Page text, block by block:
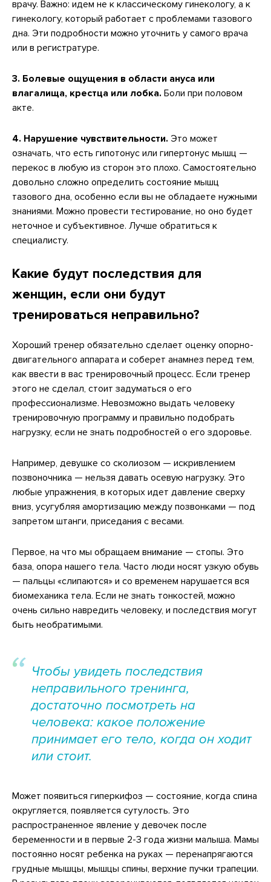
врачу. Важно: идем не к классическому гинекологу, а к
гинекологу, который работает с проблемами тазового
дна. Эти подробности можно уточнить у самого врача
или в регистратуре.
3. Болевые ощущения в области ануса или
влагалища, крестца или лобка. Боли при половом
акте.
4. Нарушение чувствительности. Это может
означать, что есть гипотонус или гипертонус мышц —
перекос в любую из сторон это плохо. Самостоятельно
довольно сложно определить состояние мышц
тазового дна, особенно если вы не обладаете нужными
знаниями. Можно провести тестирование, но оно будет
неточное и субъективное. Лучше обратиться к
специалисту.
Какие будут последствия для
женщин, если они будут
тренироваться неправильно?
Хороший тренер обязательно сделает оценку опорно-
двигательного аппарата и соберет анамнез перед тем,
как ввести в вас тренировочный процесс. Если тренер
этого не сделал, стоит задуматься о его
профессионализме. Невозможно выдать человеку
тренировочную программу и правильно подобрать
нагрузку, если не знать подробностей о его здоровье.
Например, девушке со сколиозом — искривлением
позвоночника — нельзя давать осевую нагрузку. Это
любые упражнения, в которых идет давление сверху
вниз, усугубляя амортизацию между позвонками — под
запретом штанги, приседания с весами.
Первое, на что мы обращаем внимание — стопы. Это
база, опора нашего тела. Часто люди носят узкую обувь
— пальцы «слипаются» и со временем нарушается вся
биомеханика тела. Если не знать тонкостей, можно
очень сильно навредить человеку, и последствия могут
быть необратимыми.
Чтобы увидеть последствия
неправильного тренинга,
достаточно посмотреть на
человека: какое положение
принимает его тело, когда он ходит
или стоит.
Может появиться гиперкифоз — состояние, когда спина
округляется, появляется сутулость. Это
распространенное явление у девочек после
беременности и в первые 2-3 года жизни малыша. Мамы
постоянно носят ребенка на руках — перенапрягаются
грудные мышцы, мышцы спины, верхние пучки трапеции.